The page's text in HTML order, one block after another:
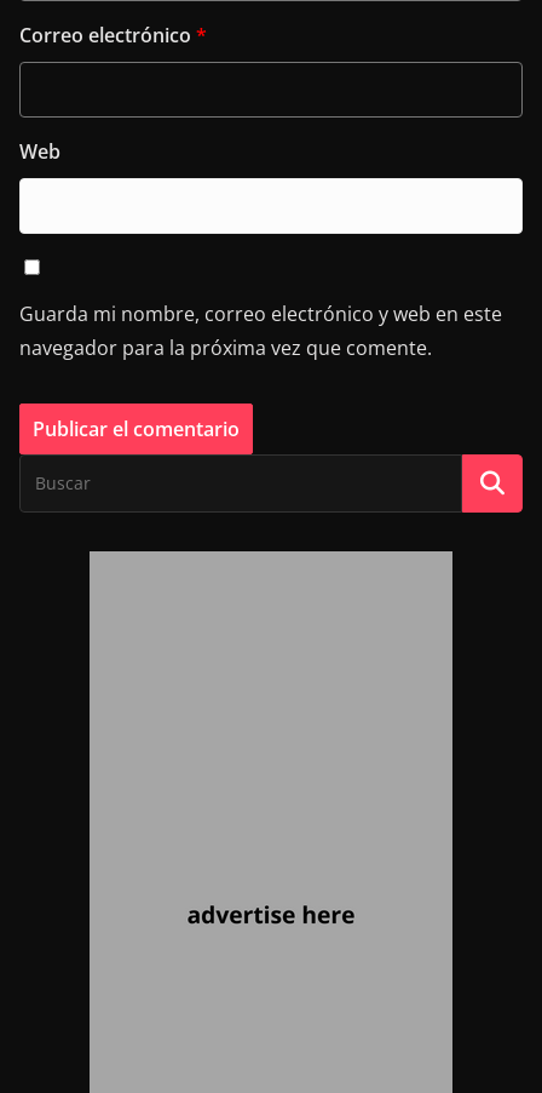
Correo electrónico *
Web
Guarda mi nombre, correo electrónico y web en este
navegador para la próxima vez que comente.